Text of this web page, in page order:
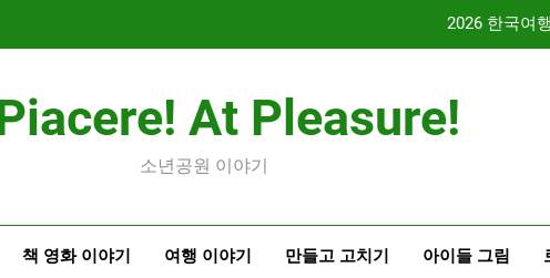
2026 한국여
2026 한국여행기
대학 신입생 오리엔
At Pleasure!
소년공원 이야기
책 영화 이야기 여행 이야기 만들고 고치기 아이들 그림